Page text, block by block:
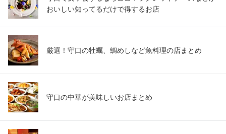
おいしい知ってるだけで得するお店
厳選！守口の牡蠣、鯛めしなど魚料理の店まとめ
守口の中華が美味しいお店まとめ